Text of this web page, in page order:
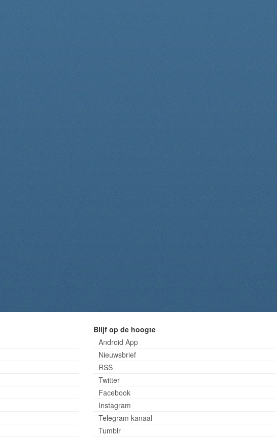
Blijf op de hoogte
Android App
Nieuwsbrief
RSS
Twitter
Facebook
Instagram
Telegram kanaal
Tumblr